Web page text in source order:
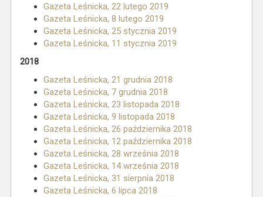
Gazeta Leśnicka, 22 lutego 2019
Gazeta Leśnicka, 8 lutego 2019
Gazeta Leśnicka, 25 stycznia 2019
Gazeta Leśnicka, 11 stycznia 2019
2018
Gazeta Leśnicka, 21 grudnia 2018
Gazeta Leśnicka, 7 grudnia 2018
Gazeta Leśnicka, 23 listopada 2018
Gazeta Leśnicka, 9 listopada 2018
Gazeta Leśnicka, 26 października 2018
Gazeta Leśnicka, 12 października 2018
Gazeta Leśnicka, 28 września 2018
Gazeta Leśnicka, 14 września 2018
Gazeta Leśnicka, 31 sierpnia 2018
Gazeta Leśnicka, 6 lipca 2018